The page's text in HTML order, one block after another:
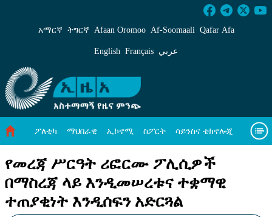
የመረጃ ሥርዓት ሪፎርሙ ፖሊሲዎች በማስረጃ ላይ
አማርኛ ትግርኛ Afaan Oromoo Af‑Soomaali Qafar Afa
English Français عربي
ፖለቲካ ማህበራዊ ኢኮኖሚ ስፖርት ሳይንስና ቴክኖሎጂ
አካባቢ ጥበቃ ቪዲዮዎች
መጽሔት ስለ እኛ
የመረጃ ሥርዓት ሪፎርሙ ፖሊሲዎች
በማስረጃ ላይ እንዲመሠረቱና ተቋማዊ
ተጠያቂነት እንዲሰፍን አድርጓል